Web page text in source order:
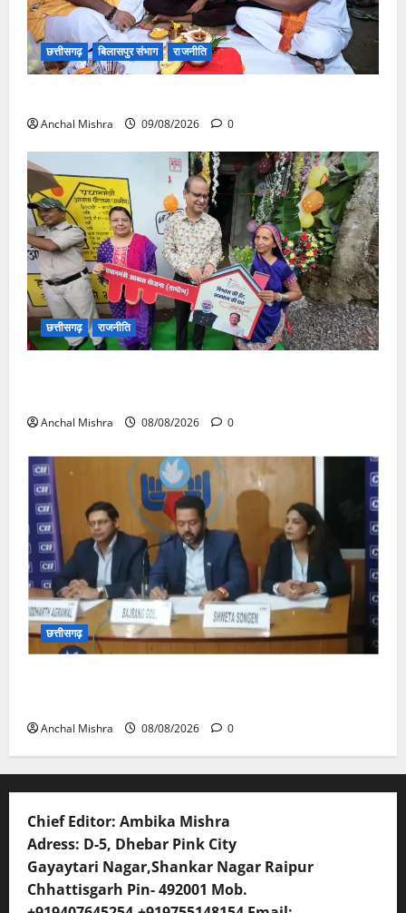
छत्तीसगढ़ बिलासपुर संभाग राजनीति
Anchal Mishra 09/08/2026 0
छत्तीसगढ़ राजनीति
Anchal Mishra 08/08/2026 0
छत्तीसगढ़
Anchal Mishra 08/08/2026 0
Chief Editor: Ambika Mishra
Adress: D-5, Dhebar Pink City
Gayaytari Nagar,Shankar Nagar Raipur
Chhattisgarh Pin- 492001 Mob.